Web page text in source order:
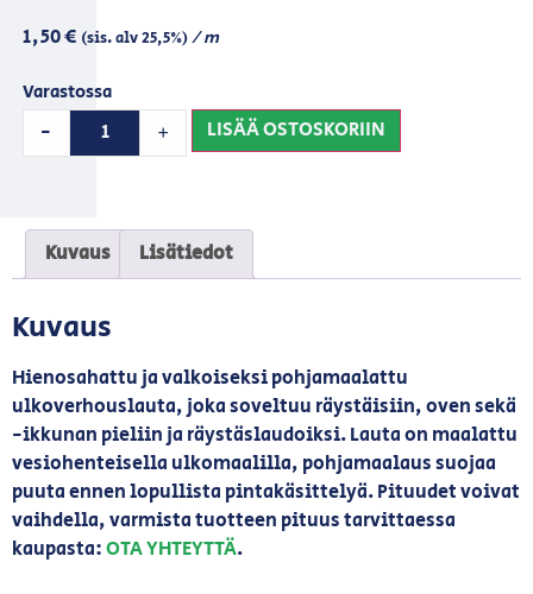
1,50€ (sis. alv 25,5%)/ m
Varastossa
- + LISÄÄ OSTOSKORIIN
Kuvaus Lisätiedot
Kuvaus
Hienosahattu ja valkoiseksi pohjamaalattu
ulkoverhouslauta, joka soveltuu räystäisiin, oven sekä
-ikkunan pieliin ja räystäslaudoiksi. Lauta on maalattu
vesiohenteisella ulkomaalilla, pohjamaalaus suojaa
puuta ennen lopullista pintakäsittelyä. Pituudet voivat
vaihdella, varmista tuotteen pituus tarvittaessa
kaupasta:OTA YHTEYTTÄ.